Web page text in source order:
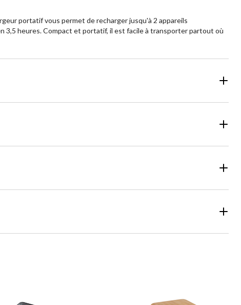
portatif vous permet de recharger jusqu'à 2 appareils
heures. Compact et portatif, il est facile à transporter partout où